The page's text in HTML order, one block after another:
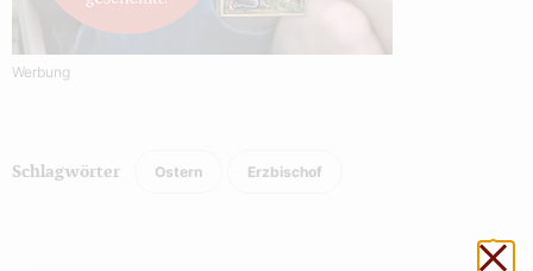
Werbung
Schlagwörter Ostern Erzbischof